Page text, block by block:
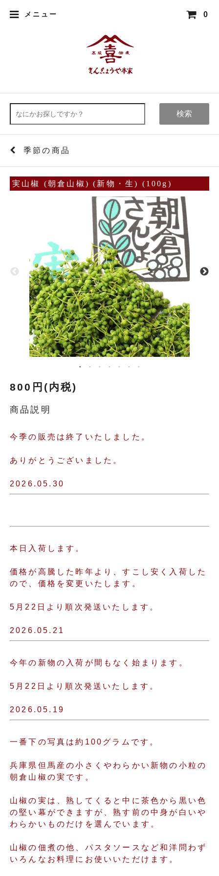
メニュー 0
検索
季節の商品
実山椒 (朝倉山椒) (新物・生) (100g)
800円(内税)
商品説明
今季の販売は終了いたしました。
ありがとうございました。
2026.05.30
本日入荷します。
価格が高騰した昨年より、すこし安く入荷した
ので、価格を変更いたします。
5月22日より順次発送いたします。
2026.05.21
今年の新物の入荷が間もなく始まります。
5月22日より順次発送いたします。
2026.05.19
一番下の写真は約100グラムです。
兵庫県但馬産の小さくやわらかい新物の小粒の
朝倉山椒の実です。
山椒の実は、熟してくると中に茶色から黒い色
の堅い幕ができますが、熟す前の中身が白いや
わらかいものだけを選んでいます。
山椒の佃煮の他、パスタソースなど和洋問わず
いろんなお料理にお使いいただけます。